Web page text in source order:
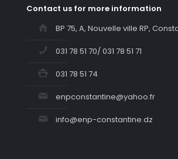
Contact us for more information
BP 75, A, Nouvelle ville RP,
031 78 51 70/ 031 78 51 71
031 78 51 74
enpconstantine@yahoo.fr
info@enp-constantine.dz